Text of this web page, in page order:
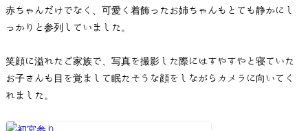
赤ちゃんだけでなく、可愛く着飾ったお姉ちゃんもとても静かにし
っかりと参列していました。
笑顔に溢れたご家族で、写真を撮影した際にはすやすやと寝ていた
お子さんも目を覚まして眠たそうな顔をしながらカメラに向いてく
れました。